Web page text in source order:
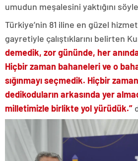
umudun meşalesini yaktığını
Türkiye’nin 81 iline en güzel
gayretiyle çalıştıklarını belirten
demedik, zor gününde, her
Hiçbir zaman bahaneleri ve o
sığınmayı seçmedik. Hiçbir
dedikoduların arkasında yer
milletimizle birlikte yol yürüdük.”